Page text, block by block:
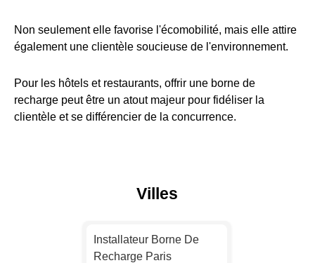
Non seulement elle favorise l'écomobilité, mais elle attire
également une clientèle soucieuse de l'environnement.
Pour les hôtels et restaurants, offrir une borne de
recharge peut être un atout majeur pour fidéliser la
clientèle et se différencier de la concurrence.
Villes
Installateur Borne De
Recharge Paris